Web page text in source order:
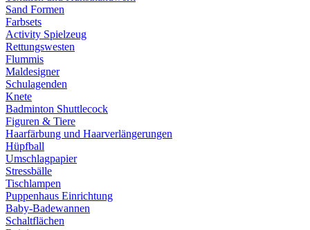
Sand Formen
Farbsets
Activity Spielzeug
Rettungswesten
Flummis
Maldesigner
Schulagenden
Knete
Badminton Shuttlecock
Figuren & Tiere
Haarfärbung und Haarverlängerungen
Hüpfball
Umschlagpapier
Stressbälle
Tischlampen
Puppenhaus Einrichtung
Baby-Badewannen
Schaltflächen